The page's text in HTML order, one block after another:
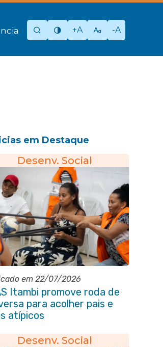
+A -A
em Destaque
Desenv. Social
em 22/07/2026
Itambi promove roda de
para acolher pais e
atípicos
Desenv. Social